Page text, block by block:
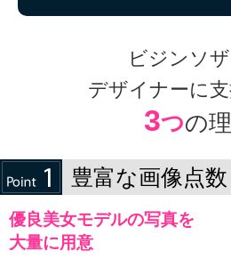
ビジンソ
デザイナーに
3つの
豊富な画像点数
優良美女モデルの写真を
大量に用意